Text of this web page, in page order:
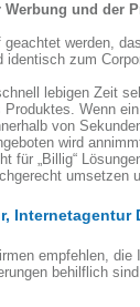
und der
werden,
zum
lebigen Zeit
Wenn
von
wird
für „Billig“
umsetzen
Internetagentur
empfehlen, die
behilflich